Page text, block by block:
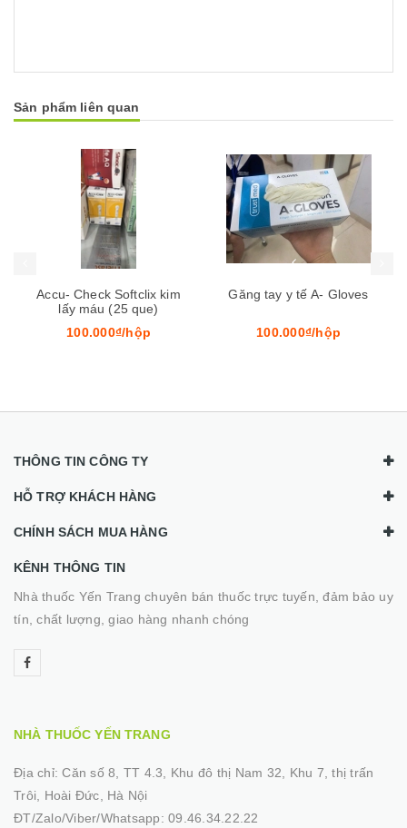
Sản phẩm liên quan
Accu- Check Softclix kim
lấy máu (25 que)
100.000₫/hộp
Găng tay y tế A- Gloves
100.000₫/hộp
Mua hàng
THÔNG TIN CÔNG TY
HỖ TRỢ KHÁCH HÀNG
CHÍNH SÁCH MUA HÀNG
KÊNH THÔNG TIN
Nhà thuốc Yến Trang chuyên bán thuốc trực tuyến, đảm bảo uy
tín, chất lượng, giao hàng nhanh chóng
NHÀ THUỐC YẾN TRANG
Địa chỉ:Căn số 8, TT 4.3, Khu đô thị Nam 32, Khu 7, thị trấn
Trôi, Hoài Đức, Hà Nội
ĐT/Zalo/Viber/Whatsapp: 09.46.34.22.22